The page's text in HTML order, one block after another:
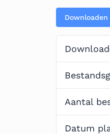
Downloaden
Aantal
Datum